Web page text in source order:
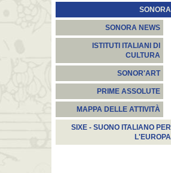
SONORA
SONORA NEWS
ISTITUTI ITALIANI DI
CULTURA
SONOR'ART
PRIME ASSOLUTE
MAPPA DELLE ATTIVITÀ
SIXE - SUONO ITALIANO PER
L'EUROPA